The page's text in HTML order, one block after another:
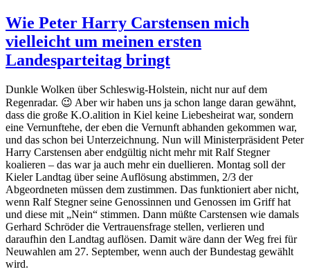
Wie Peter Harry Carstensen mich
vielleicht um meinen ersten
Landesparteitag bringt
Dunkle Wolken über Schleswig-Holstein, nicht nur auf dem
Regenradar. 😉 Aber wir haben uns ja schon lange daran gewähnt,
dass die große K.O.alition in Kiel keine Liebesheirat war, sondern
eine Vernunftehe, der eben die Vernunft abhanden gekommen war,
und das schon bei Unterzeichnung. Nun will Ministerpräsident Peter
Harry Carstensen aber endgültig nicht mehr mit Ralf Stegner
koalieren – das war ja auch mehr ein duellieren. Montag soll der
Kieler Landtag über seine Auflösung abstimmen, 2/3 der
Abgeordneten müssen dem zustimmen. Das funktioniert aber nicht,
wenn Ralf Stegner seine Genossinnen und Genossen im Griff hat
und diese mit „Nein“ stimmen. Dann müßte Carstensen wie damals
Gerhard Schröder die Vertrauensfrage stellen, verlieren und
daraufhin den Landtag auflösen. Damit wäre dann der Weg frei für
Neuwahlen am 27. September, wenn auch der Bundestag gewählt
wird.